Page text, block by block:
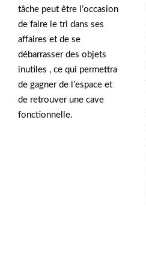
tâche peut être l’occasion
de faire le tri dans ses
affaires et de se
débarrasser des objets
inutiles , ce qui permettra
de gagner de l’espace et
de retrouver une cave
fonctionnelle.